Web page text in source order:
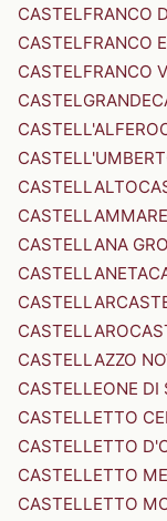
CASTELFRANCO
CASTELFRANCO
CASTELFRANCO
CASTELGRANDE
CASTELL'ALFERO
CASTELLALTO
CASTELLANA
CASTELLANETA
CASTELLAR
CASTELLARO
CASTELLAZZO
CASTELLEONE DI
CASTELLETTO
CASTELLETTO
CASTELLETTO
CASTELLETTO